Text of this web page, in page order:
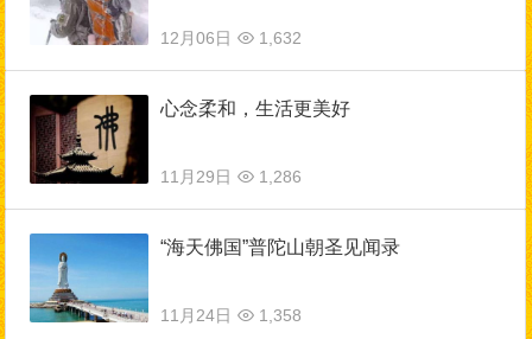
12月06日 1,632
心念柔和，生活更美好
11月29日 1,286
“海天佛国”普陀山朝圣见闻录
11月24日 1,358